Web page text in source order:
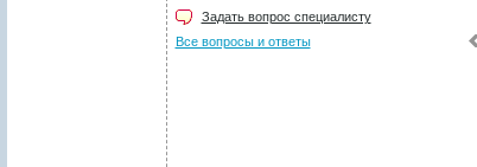
Задать вопрос специалисту
Все вопросы и ответы